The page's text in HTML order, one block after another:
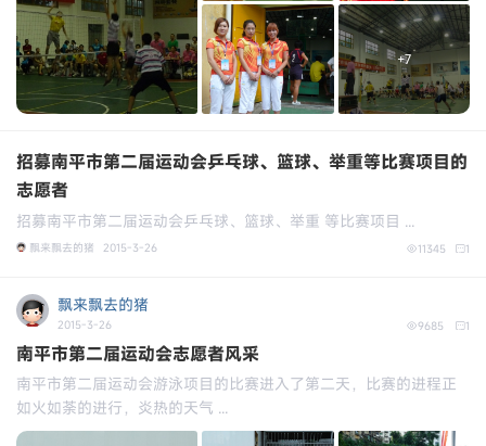
+7
招募南平市第二届运动会乒乓球、篮球、举重等比赛项目的
志愿者
招募南平市第二届运动会乒乓球、篮球、举重 等比赛项目 ...
飘来飘去的猪 2015-3-26 1
11345
飘来飘去的猪
2015-3-26 1
9685
南平市第二届运动会志愿者风采
南平市第二届运动会游泳项目的比赛进入了第二天，比赛的进程正
如火如荼的进行，炎热的天气 ...